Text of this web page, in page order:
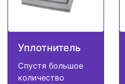
Уплотнитель
Спустя большое
количество